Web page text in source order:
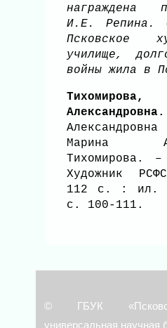
награждена
И.Е. Репина.
Псковское
училище,
войны жила в
Александровна.
Марина
Тихомирова.
Художник
112 с. : ил. -
с. 100-111.
© ГБУК
универсальная научная